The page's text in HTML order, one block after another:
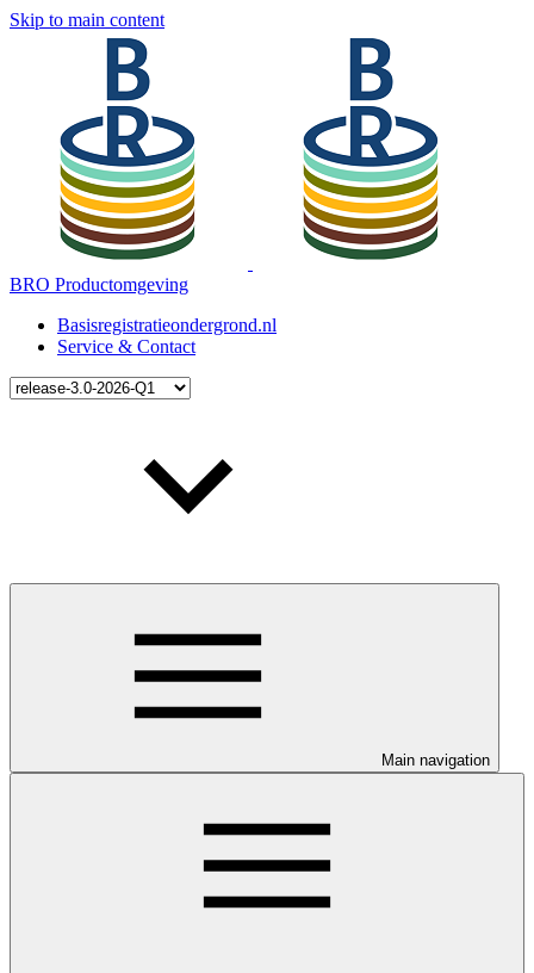
Skip to main content
BRO Productomgeving
Basisregistratieondergrond.nl
Service & Contact
Main navigation